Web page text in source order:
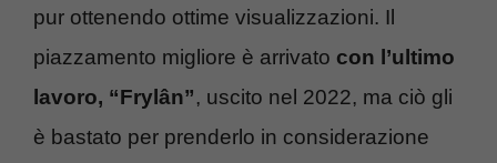
pur ottenendo ottime visualizzazioni. Il
piazzamento migliore è arrivato con l’ultimo
lavoro, “Frylân”, uscito nel 2022, ma ciò gli
è bastato per prenderlo in considerazione